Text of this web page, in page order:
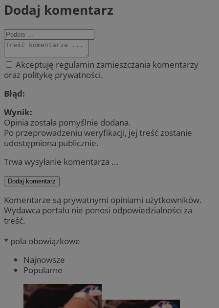
Dodaj komentarz
Akceptuję regulamin zamieszczania komentarzy
oraz politykę prywatności.
Błąd:
Wynik:
Opinia została pomyślnie dodana.
Po przeprowadzeniu weryfikacji, jej treść zostanie
udostępniona publicznie.
Trwa wysyłanie komentarza ...
Dodaj komentarz
Komentarze są prywatnymi opiniami użytkowników.
Wydawca portalu nie ponosi odpowiedzialności za
treść.
* pola obowiązkowe
Najnowsze
Popularne